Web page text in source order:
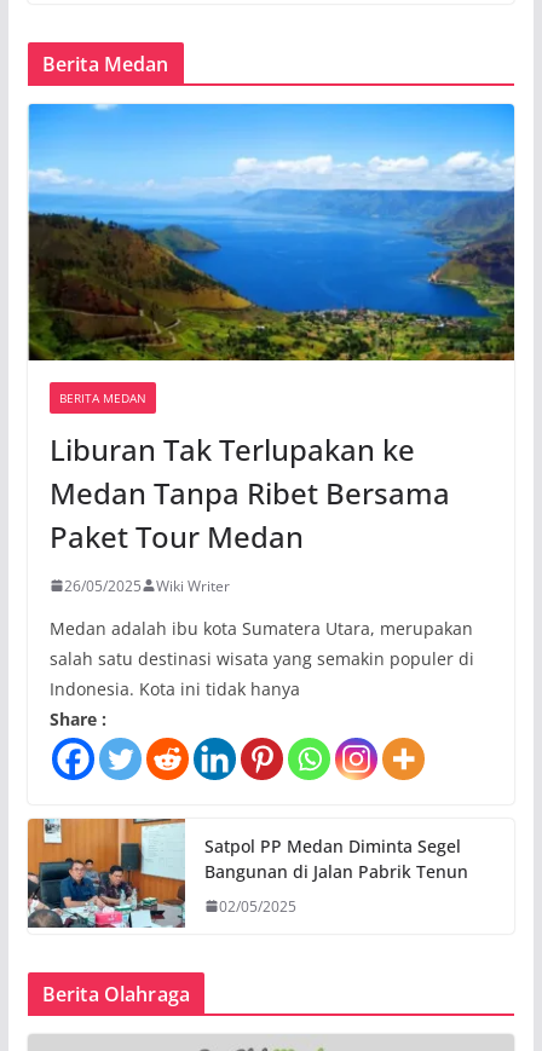
Berita Medan
BERITA MEDAN
Liburan Tak Terlupakan ke
Medan Tanpa Ribet Bersama
Paket Tour Medan
26/05/2025 Wiki Writer
Medan adalah ibu kota Sumatera Utara, merupakan
salah satu destinasi wisata yang semakin populer di
Indonesia. Kota ini tidak hanya
Share :
Satpol PP Medan Diminta Segel
Bangunan di Jalan Pabrik Tenun
02/05/2025
Berita Olahraga